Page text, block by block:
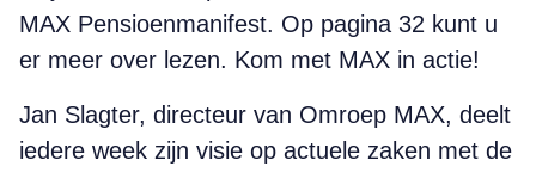
MAX Pensioenmanifest. Op pagina 32 kunt u
er meer over lezen. Kom met MAX in actie!
Jan Slagter, directeur van Omroep MAX, deelt
iedere week zijn visie op actuele zaken met de